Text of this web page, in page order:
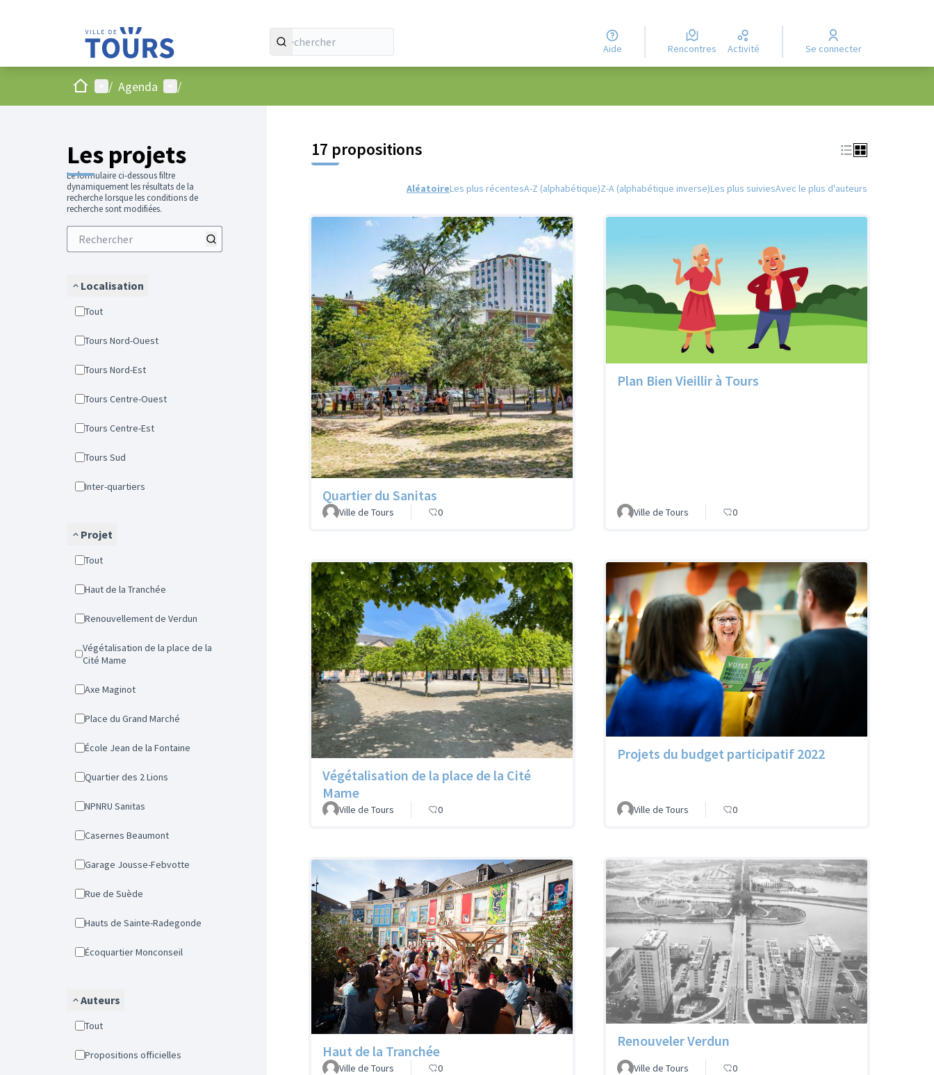
Aide Rencontres Activité Se connecter
AccueilMenu principal
/ Agenda Menu utilisateur
/
Les projets
Le formulaire ci-dessous filtre
dynamiquement les résultats de la
recherche lorsque les conditions de
recherche sont modifiées.
Localisation
Tout
Tours Nord-Ouest
Tours Nord-Est
Tours Centre-Ouest
Tours Centre-Est
Tours Sud
Inter-quartiers
Projet
Tout
Haut de la Tranchée
Renouvellement de Verdun
Végétalisation de la place de la
Cité Mame
Axe Maginot
Place du Grand Marché
École Jean de la Fontaine
Quartier des 2 Lions
NPNRU Sanitas
Casernes Beaumont
Garage Jousse-Febvotte
Rue de Suède
Hauts de Sainte-Radegonde
Écoquartier Monconseil
Auteurs
Tout
Propositions officielles
17 propositions
AléatoireLes plus récentesA-Z (alphabétique)Z-A (alphabétique inverse)Les plus suiviesAvec le plus d'auteurs
Quartier du Sanitas
Ville de Tours 0
Plan Bien Vieillir à Tours
Ville de Tours 0
Végétalisation de la place de la Cité
Mame
Ville de Tours 0
Projets du budget participatif 2022
Ville de Tours 0
Haut de la Tranchée
Ville de Tours 0
Renouveler Verdun
Ville de Tours 0